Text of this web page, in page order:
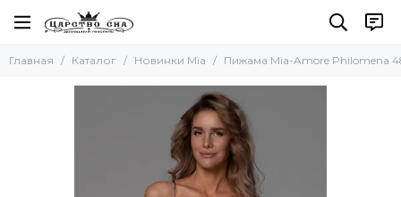
Главная Каталог Новинки Mia Пижама Mia-Amore Philomena